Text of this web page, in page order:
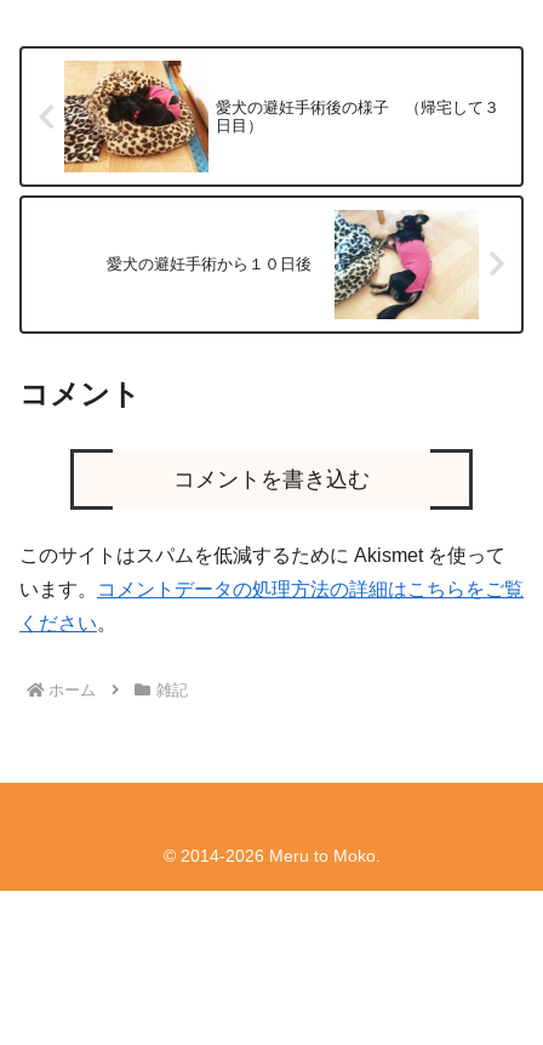
愛犬の避妊手術後の様子 （帰宅して３
日目）
愛犬の避妊手術から１０日後
コメント
コメントを書き込む
このサイトはスパムを低減するために Akismet を使って
います。
コメントデータの処理方法の詳細はこちらをご覧
ください。
ホーム 雑記
© 2014-2026 Meru to Moko.